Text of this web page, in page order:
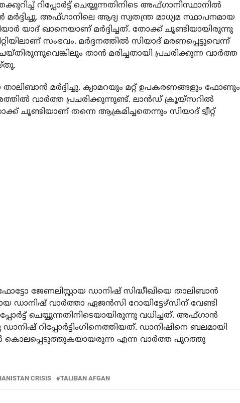
റിപ്പോര്‍ട്ട് ചെയ്യുന്നതിനിടെ അഫ്ഗാനിസ്ഥാനില്‍
അഫ്ഗാനിലെ ആദ്യ സ്വതന്ത്ര മാധ്യമ സ്ഥാപനമായ
യാദ് ഖാനെയാണ് മര്‍ദ്ദിച്ചത്. തോക്ക് ചൂണ്ടിയായിരുന്നു
സംഭവം. മര്‍ദ്ദനത്തില്‍ സിയാദ് മരണപ്പെട്ടുവെന്ന്
താന്‍ മരിച്ചതായി പ്രചരിക്കുന്ന വാര്‍ത്ത
താലിബാന്‍ മര്‍ദ്ദിച്ചു. ക്യാമറയും മറ്റ് ഉപകരണങ്ങളും ഫോണും
തരത്തില്‍ വാര്‍ത്ത പ്രചരിക്കുന്നുണ്ട്. ലാന്‍ഡ് ക്രൂയ്‌സറില്‍
ചൂണ്ടിയാണ് തന്നെ ആക്രമിച്ചതെന്നും സിയാദ് ട്വീറ്റ്
ജേണലിസ്റ്റായ ഡാനിഷ് സിദ്ധീഖിയെ താലിബാന്‍
ഡാനിഷ് വാര്‍ത്താ ഏജന്‍സി റോയിട്ടേഴ്‌സിന് വേണ്ടി
ചെയ്യുന്നതിനിടെയായിരുന്നു വധിച്ചത്. അഫ്ഗാന്‍
റിപ്പോര്‍ട്ടിംഗിനെത്തിയത്. ഡാനിഷിനെ ബലമായി
കൊലപ്പെടുത്തുകയായരുന്ന എന്ന വാര്‍ത്ത പുറത്തു
CRISIS TALIBAN AFGAN